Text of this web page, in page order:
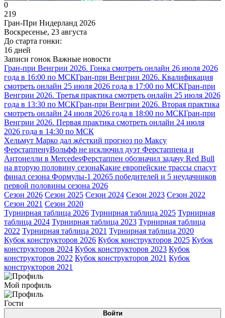
0
219
Гран-При Нидерланд 2026
Воскресенье, 23 августа
До старта гонки:
16 дней
Записи гонок Важные новости
Гран-при Венгрии 2026. Гонка смотреть онлайн 26 июля 2026
года в 16:00 по МСКГран-при Венгрии 2026. Квалификация
смотреть онлайн 25 июля 2026 года в 17:00 по МСКГран-при
Венгрии 2026. Третья практика смотреть онлайн 25 июля 2026
года в 13:30 по МСКГран-при Венгрии 2026. Вторая практика
смотреть онлайн 24 июля 2026 года в 18:00 по МСКГран-при
Венгрии 2026. Первая практика смотреть онлайн 24 июля
2026 года в 14:30 по МСК
Хельмут Марко дал жёсткий прогноз по Максу
ФерстаппенуВольфф не исключил дуэт Ферстаппена и
Антонелли в MercedesФерстаппен обозначил задачу Red Bull
на вторую половину сезонаКакие европейские трассы спасут
финал сезона Формулы-1 20265 победителей и 5 неудачников
первой половины сезона 2026
Сезон 2026 Сезон 2025 Сезон 2024 Сезон 2023 Сезон 2022
Сезон 2021 Сезон 2020
Турнирная таблица 2026 Турнирная таблица 2025 Турнирная
таблица 2024 Турнирная таблица 2023 Турнирная таблица
2022 Турнирная таблица 2021 Турнирная таблица 2020
Кубок конструкторов 2026 Кубок конструкторов 2025 Кубок
конструкторов 2024 Кубок конструкторов 2023 Кубок
конструкторов 2022 Кубок конструкторов 2021 Кубок
конструкторов 2021
Мой профиль
Гости
Войти